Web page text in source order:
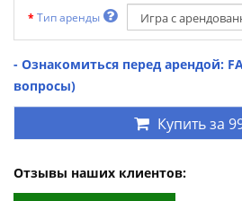
Тип аренды
- Ознакомиться перед арендой:
вопросы)
Купить за
Отзывы наших клиентов: